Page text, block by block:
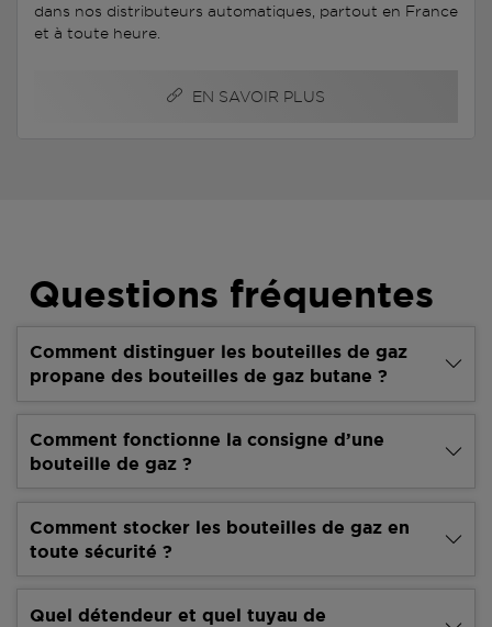
dans nos distributeurs automatiques, partout en France
et à toute heure.
EN SAVOIR PLUS
Questions fréquentes
Comment distinguer les bouteilles de gaz
propane des bouteilles de gaz butane ?
Comment fonctionne la consigne d’une
bouteille de gaz ?
Comment stocker les bouteilles de gaz en
toute sécurité ?
Quel détendeur et quel tuyau de